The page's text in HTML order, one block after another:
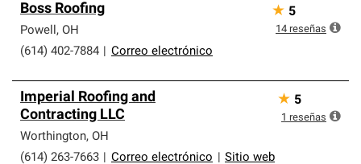
Boss Roofing
Powell, OH
(614) 402-7884
Correo electrónico
★ 5
14 reseñas
Imperial Roofing and
Contracting LLC
Worthington, OH
(614) 263-7663
Correo electrónico Sitio web
★ 5
1 reseñas